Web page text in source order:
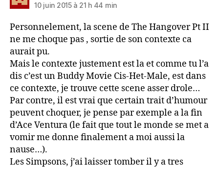
10 juin 2015 à 21 h 44 min
Personnelement, la scene de The Hangover Pt II
ne me choque pas , sortie de son contexte ca
aurait pu.
Mais le contexte justement est la et comme tu l’a
dis c’est un Buddy Movie Cis-Het-Male, est dans
ce contexte, je trouve cette scene asser drole…
Par contre, il est vrai que certain trait d’humour
peuvent choquer, je pense par exemple a la fin
d’Ace Ventura (le fait que tout le monde se met a
vomir me donne finalement a moi aussi la
nause…).
Les Simpsons, j’ai laisser tomber il y a tres